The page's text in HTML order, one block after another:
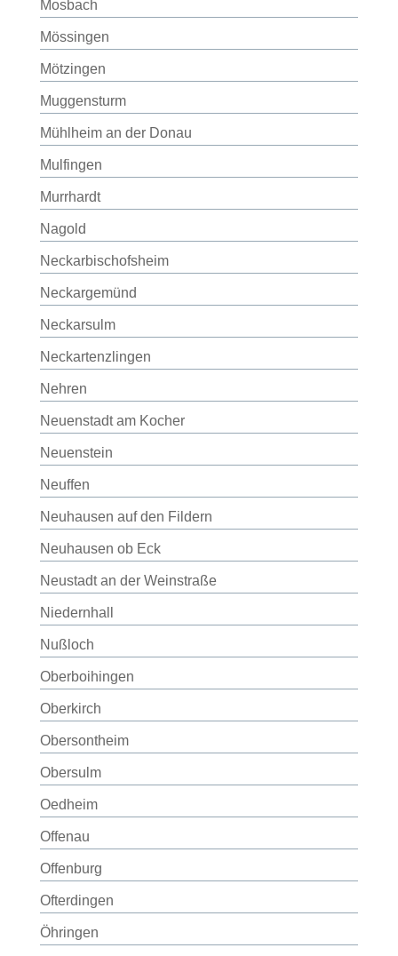
Mosbach
Mössingen
Mötzingen
Muggensturm
Mühlheim an der Donau
Mulfingen
Murrhardt
Nagold
Neckarbischofsheim
Neckargemünd
Neckarsulm
Neckartenzlingen
Nehren
Neuenstadt am Kocher
Neuenstein
Neuffen
Neuhausen auf den Fildern
Neuhausen ob Eck
Neustadt an der Weinstraße
Niedernhall
Nußloch
Oberboihingen
Oberkirch
Obersontheim
Obersulm
Oedheim
Offenau
Offenburg
Ofterdingen
Öhringen